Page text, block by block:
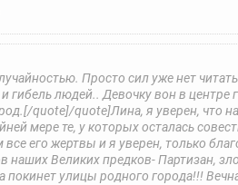
Просто сил уже нет
и гибель людей.. Девочку вон в центре
quote]/quote]Лина, я уверен, что
мере те, у которых осталась
его жертвы и я уверен, только
наших Великих предков- Партизан,
покинет улицы родного города!!!